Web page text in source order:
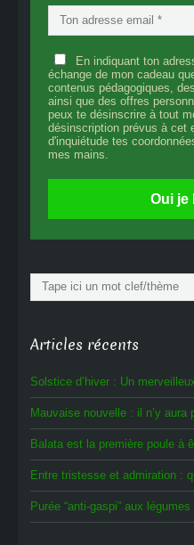
En indiquant ton
échange de mon cadeau
contenus pédagogiques,
ainsi que des offres
peux te désinscrire à tout
désinscription prévus à cet
d'inquiétude tes
mes mains.
Oui je
Rechercher
Articles récents
Solstice d’hiver : Un
Mauvaise nouvelle : il n’y aura
Balata est la première poule à
Entre tristesse et admiration :
Purée “anti-gaspi” aux